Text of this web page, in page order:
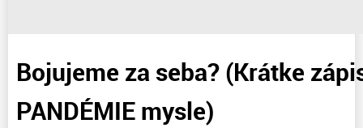
Bojujeme za seba? (Krátke
PANDÉMIE mysle)